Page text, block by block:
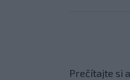
Prečítajte si